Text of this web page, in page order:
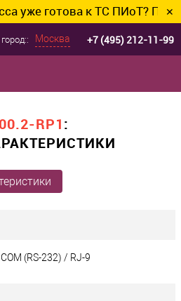
уже готова к ТС ПИоТ? ✕
Москва +7 (495) 212-11-99
RP1:
COM (RS-232) / RJ-9